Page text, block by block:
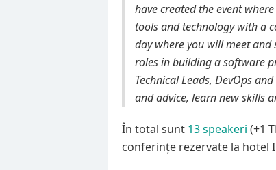
have created the event
tools and technology with a
day where you will meet
roles in building a software
Technical Leads, DevOps
and advice, learn new skills
În total sunt 13 speakeri (+1
conferințe rezervate la hotel